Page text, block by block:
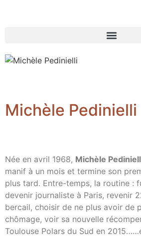
Michèle Pedinielli
Née en avril 1968, Michèle
manif à un mois et termine son
plus tard. Entre-temps, la routine :
devenir journaliste à Paris, revenir
bercail, choisir de ne plus avoir de
chômage, voir sa nouvelle
Toulouse Polars du Sud en